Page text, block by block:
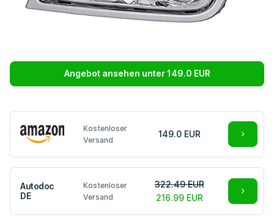
Angebot ansehen unter 149.0 EUR
Kostenloser
Versand
149.0 EUR
Autodoc
DE
Kostenloser
Versand
322.49 EUR
216.99 EUR